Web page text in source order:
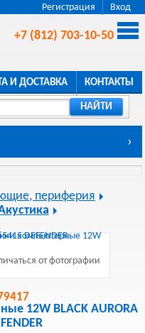
Регистрация Вход
+7 (812) 703-10-50
И ДОСТАВКА КОНТАКТЫ
НАЙТИ
›
периферия
от фотографии
12W BLACK AURORA